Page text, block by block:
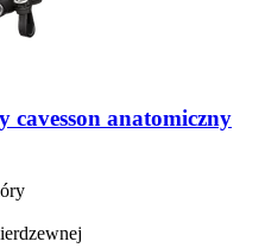
cavesson anatomiczny